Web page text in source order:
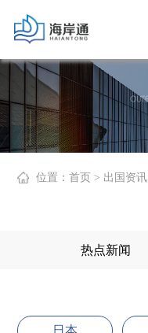
位置：首页 > 出国资讯
热点新闻